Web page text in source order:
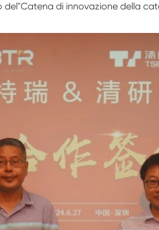
del"Catena di innovazione della